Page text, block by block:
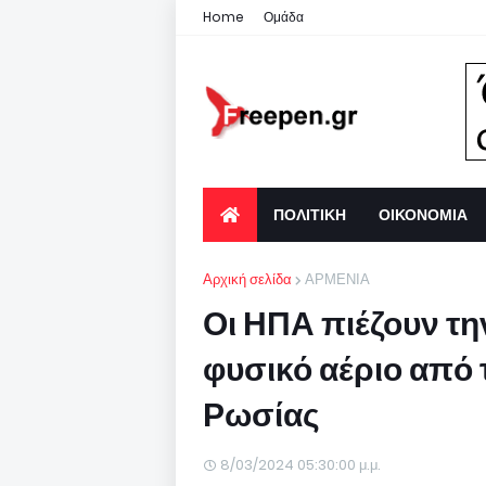
Home Ομάδα
ΠΟΛΙΤΙΚΗ ΟΙΚΟΝΟΜΙΑ
Αρχική σελίδα ΑΡΜΕΝΙΑ
Οι ΗΠΑ πιέζουν
φυσικό αέριο από
Ρωσίας
8/03/2024 05:30:00 μ.μ.